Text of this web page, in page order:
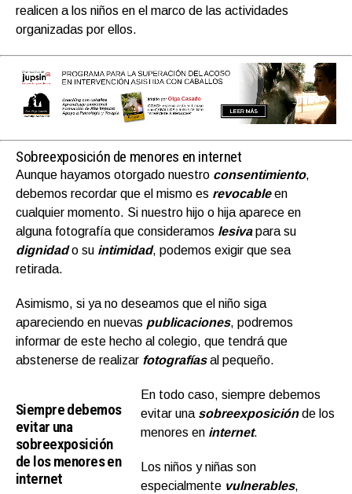
realicen a los niños en el marco de las actividades
organizadas por ellos.
Sobreexposición de menores en internet
Aunque hayamos otorgado nuestro consentimiento,
debemos recordar que el mismo es revocableen
cualquier momento. Si nuestro hijo o hija aparece en
alguna fotografía que consideramos lesivapara su
dignidad o su intimidad, podemos exigir que sea
retirada.
Asimismo, si ya no deseamos que el niño siga
apareciendo en nuevas publicaciones, podremos
informar de este hecho al colegio, que tendrá que
abstenerse de realizar fotografíasal pequeño.
Siempre debemos
evitar una
sobreexposición
de los menores en
internet
En todo caso, siempre debemos
evitar una sobreexposición de los
menores en internet.
Los niños y niñas son
especialmente vulnerables,